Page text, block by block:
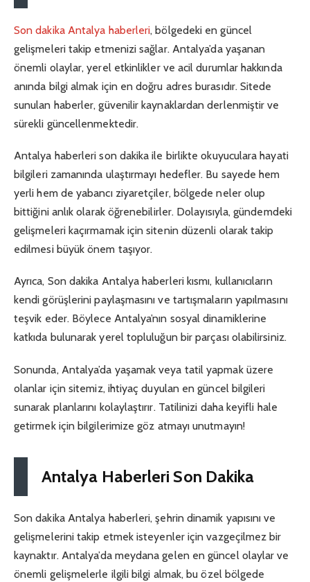
Son dakika Antalya haberleri, bölgedeki en güncel
gelişmeleri takip etmenizi sağlar. Antalya’da yaşanan
önemli olaylar, yerel etkinlikler ve acil durumlar hakkında
anında bilgi almak için en doğru adres burasıdır. Sitede
sunulan haberler, güvenilir kaynaklardan derlenmiştir ve
sürekli güncellenmektedir.
Antalya haberleri son dakika ile birlikte okuyuculara hayati
bilgileri zamanında ulaştırmayı hedefler. Bu sayede hem
yerli hem de yabancı ziyaretçiler, bölgede neler olup
bittiğini anlık olarak öğrenebilirler. Dolayısıyla, gündemdeki
gelişmeleri kaçırmamak için sitenin düzenli olarak takip
edilmesi büyük önem taşıyor.
Ayrıca, Son dakika Antalya haberleri kısmı, kullanıcıların
kendi görüşlerini paylaşmasını ve tartışmaların yapılmasını
teşvik eder. Böylece Antalya’nın sosyal dinamiklerine
katkıda bulunarak yerel topluluğun bir parçası olabilirsiniz.
Sonunda, Antalya’da yaşamak veya tatil yapmak üzere
olanlar için sitemiz, ihtiyaç duyulan en güncel bilgileri
sunarak planlarını kolaylaştırır. Tatilinizi daha keyifli hale
getirmek için bilgilerimize göz atmayı unutmayın!
Antalya Haberleri Son Dakika
Son dakika Antalya haberleri, şehrin dinamik yapısını ve
gelişmelerini takip etmek isteyenler için vazgeçilmez bir
kaynaktır. Antalya’da meydana gelen en güncel olaylar ve
önemli gelişmelerle ilgili bilgi almak, bu özel bölgede